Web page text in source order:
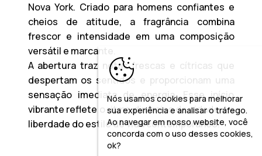
Nova York. Criado para homens confiantes e
cheios de atitude, a fragrância combina
frescor e intensidade em uma composição
versátil e marcante.
A abertura traz notas frescas e cítricas que
despertam os sentidos e proporcionam uma
sensação imediata de energia. Esse início
vibrante reflete o ritmo dinâmico da cidade e a
liberdade do estilo de vida contemporâneo.
Nós usamos cookies para melhorar
sua experiência e analisar o tráfego.
Ao navegar em nosso website, você
concorda com o uso desses cookies,
ok?